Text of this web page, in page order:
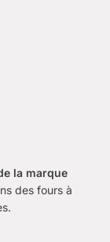
la marque
des fours à